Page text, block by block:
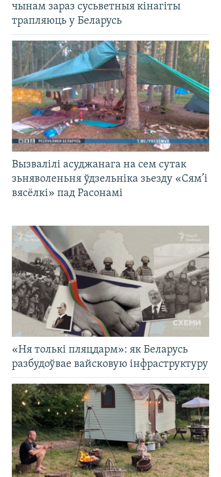
чынам зараз сусьветныя кінагіты
трапляюць у Беларусь
Вызвалілі асуджанага на сем сутак
зьняволеньня ўдзельніка зьезду «Сям’і
вясёлкі» пад Расонамі
«Ня толькі пляцдарм»: як Беларусь
разбудоўвае вайсковую інфраструктуру